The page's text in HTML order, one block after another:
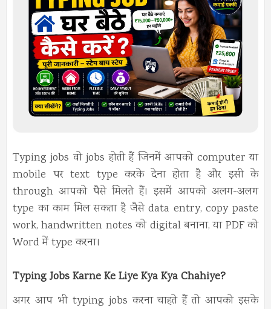
Typing jobs वो jobs होती हैं जिनमें आपको computer या
mobile पर text type करके देना होता है और इसी के
through आपको पैसे मिलते हैं। इसमें आपको अलग-अलग
type का काम मिल सकता है जैसे data entry, copy paste
work, handwritten notes को digital बनाना, या PDF को
Word में type करना।
Typing Jobs Karne Ke Liye Kya Kya Chahiye?
अगर आप भी typing jobs करना चाहते हैं तो आपको इसके